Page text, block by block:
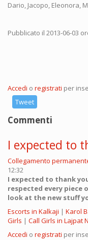
Dario, Jacopo, Eleonora,
Pubblicato il 2013-06-03
Accedi o registrati per
Tweet
Commenti
I expected to
Collegamento
12:32
I expected to thank
respected every piece
look at the new stuff
Escorts in Kalkaji | Karol
Girls | Call Girls in Lajpat
Accedi o registrati per